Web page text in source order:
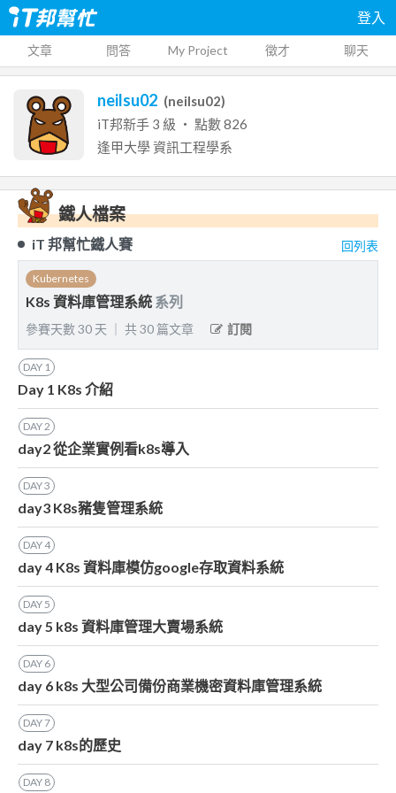
登入
文章 問答 My Project 徵才 聊天
neilsu02 (neilsu02)
iT邦新手 3 級 ‧ 點數826
逢甲大學資訊工程學系
鐵人檔案
iT 邦幫忙鐵人賽 回列表
Kubernetes
K8s 資料庫管理系統 系列
參賽天數30 天 共30 篇文章 訂閱
DAY 1
Day 1 K8s 介紹
DAY2
day2 從企業實例看k8s導入
DAY3
day3 K8s豬隻管理系統
DAY4
day 4 K8s 資料庫模仿google存取資料系統
DAY5
day 5 k8s 資料庫管理大賣場系統
DAY 6
day 6 k8s 大型公司備份商業機密資料庫管理系統
DAY7
day 7 k8s的歷史
DAY 8